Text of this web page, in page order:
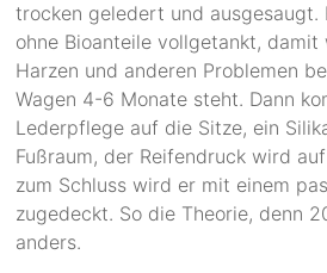
trocken geledert und ausgesaugt.
ohne Bioanteile vollgetankt,
Harzen und anderen Problemen
Wagen 4-6 Monate steht. Dann
Lederpflege auf die Sitze, ein
Fußraum, der Reifendruck wird
zum Schluss wird er mit einem
zugedeckt. So die Theorie, denn
anders.